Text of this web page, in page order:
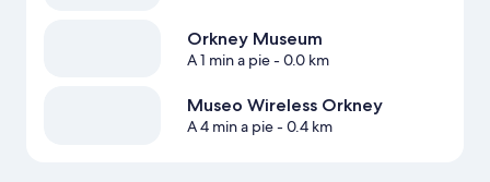
Orkney Museum
A 1 min a pie- 0.0 km
Museo Wireless Orkney
A 4 min a pie- 0.4 km